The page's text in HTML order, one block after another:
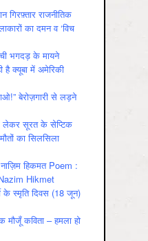
गिरफ़्तार राजनीतिक
का दमन व ‘विच
भगदड़ के मायने
है क्यूबा में अमेरिकी
बेरोज़गारी से लड़ने
लेकर सूरत के सेप्टिक
का सिलसिला
हिकमत Poem :
Hikmet
के स्मृति दिवस (18 जून)
मौजूँ कविता – हमला हो